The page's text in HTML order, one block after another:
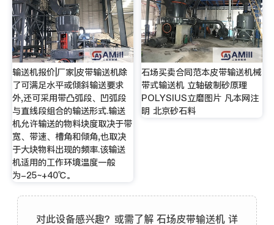
输送机报价|厂家|皮带输送机除
了可满足水平或倾斜输送要求
外,还可采用带凸弧段、凹弧段
与直线段组合的输送形式.输送
机允许输送的物料块度取决于带
宽、带速、槽角和倾角,也取决
于大块物料出现的频率.该输送
机适用的工作环境温度一般
为-25~+40℃。
石场买卖合同范本皮带输送机械
带式输送机 立轴破制砂原理
POLYSIUS立磨图片 凡本网注
明 北京砂石料
对此设备感兴趣？或需了解 石场皮带输送机 详